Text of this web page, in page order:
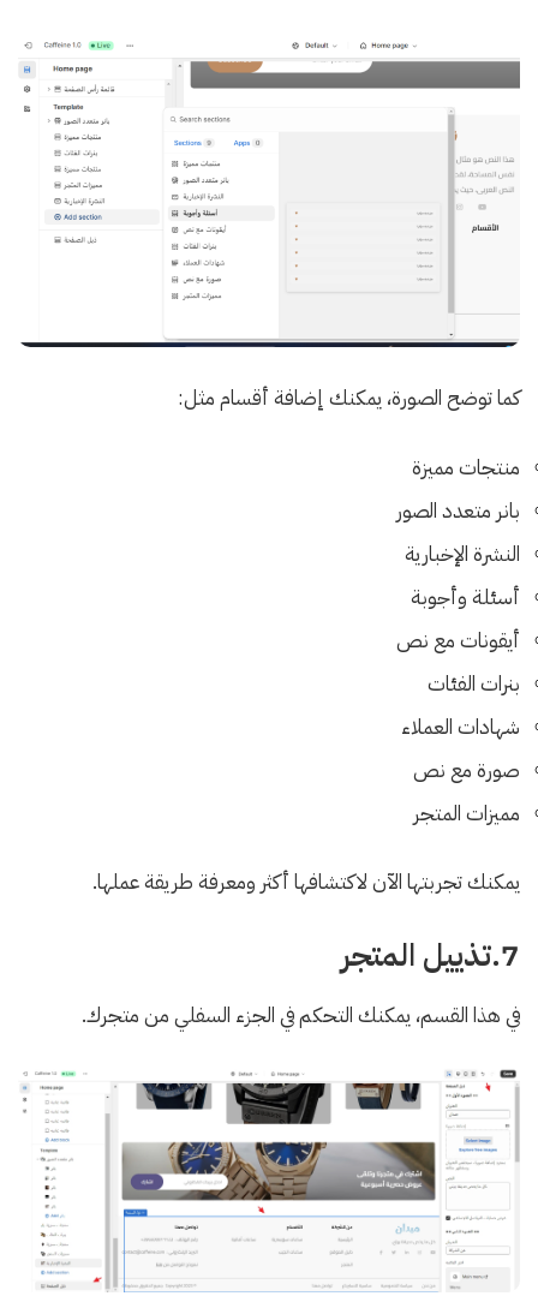
كما توضح الصورة، يمكنك إضافة أقسام مثل:
منتجات مميزة
بانر متعدد الصور
النشرة الإخبارية
أسئلة وأجوبة
أيقونات مع نص
بنرات الفئات
شهادات العملاء
صورة مع نص
مميزات المتجر
يمكنك تجربتها الآن لاكتشافها أكثر ومعرفة طريقة عملها.
7.تذييل المتجر
في هذا القسم، يمكنك التحكم في الجزء السفلي من متجرك.